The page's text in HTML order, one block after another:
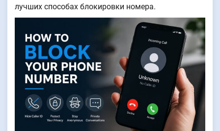
лучших способах блокировки номера.